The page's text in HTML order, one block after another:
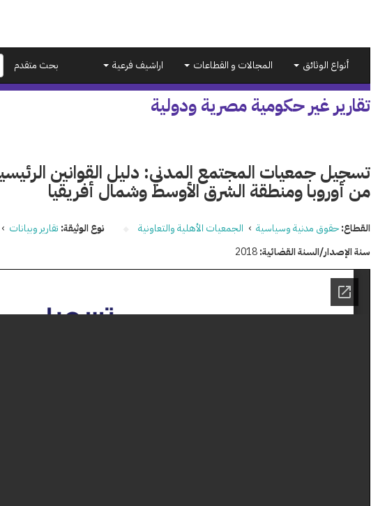
بحث متقدم
أنواع الوثائق المجالات و القطاعات اراشيف فرعية
تقارير غير حكومية مصرية ودولية
من أوروبا ومنطقة الشرق الأوسط وشمال أفريقيا
القطاع:حقوق مدنية وسياسية › الجمعيات الأهلية والتعاونية نوع الوثيقة: تقارير وبيانات ›
سنة الإصدار/السنة القضائية:2018